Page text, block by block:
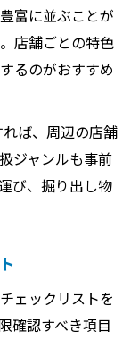
富に並ぶことが
店舗ごとの特色
るのがおすすめ
れば、周辺の店舗
ジャンルも事前
び、掘り出し物
ェックリストを
確認すべき項目